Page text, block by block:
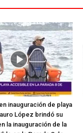
inauguración de playa
López brindó su
la inauguración de la